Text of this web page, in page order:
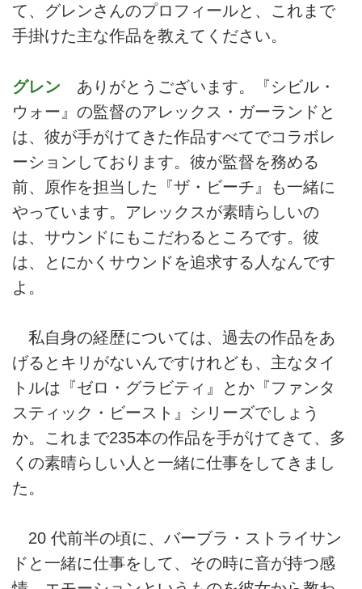
て、グレンさんのプロフィールと、これまで
手掛けた主な作品を教えてください。
グレン ありがとうございます。『シビル・
ウォー』の監督のアレックス・ガーランドと
は、彼が手がけてきた作品すべてでコラボレ
ーションしております。彼が監督を務める
前、原作を担当した『ザ・ビーチ』も一緒に
やっています。アレックスが素晴らしいの
は、サウンドにもこだわるところです。彼
は、とにかくサウンドを追求する人なんです
よ。
私自身の経歴については、過去の作品をあ
げるとキリがないんですけれども、主なタイ
トルは『ゼロ・グラビティ』とか『ファンタ
スティック・ビースト』シリーズでしょう
か。これまで235本の作品を手がけてきて、多
くの素晴らしい人と一緒に仕事をしてきまし
た。
20 代前半の頃に、バーブラ・ストライサン
ドと一緒に仕事をして、その時に音が持つ感